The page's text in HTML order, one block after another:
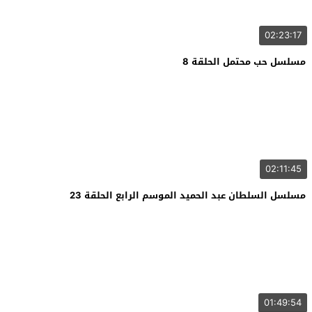
02:23:17
مسلسل حب محتمل الحلقة 8
02:11:45
مسلسل السلطان عبد الحميد الموسم الرابع الحلقة 23
01:49:54